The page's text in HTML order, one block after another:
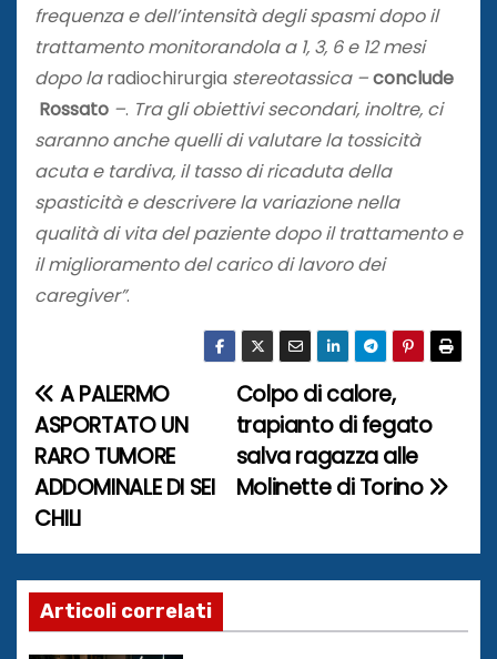
frequenza e dell’intensità degli spasmi dopo il
trattamento monitorandola a 1, 3, 6 e 12 mesi
dopo laradiochirurgia stereotassica –conclude
Rossato –. Tra gli obiettivi secondari, inoltre, ci
saranno anche quelli di valutare la tossicità
acuta e tardiva, il tasso di ricaduta della
spasticità e descrivere la variazione nella
qualità di vita del paziente dopo il trattamento e
il miglioramento del carico di lavoro dei
caregiver”.
N
a
v
i
g
a
Colpo di calore,
trapianto di fegato
salva ragazza alle
Molinette di Torino
A PALERMO
ASPORTATO UN
RARO TUMORE
ADDOMINALE DI SEI
CHILI
Articoli correlati